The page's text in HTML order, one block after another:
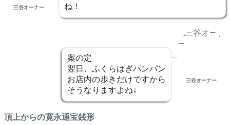
三谷オーナー
ね！
案の定
翌日、ふくらはぎパンパン
お店内の歩きだけですから
そうなりますよね↓
三谷オーナー
頂上からの寛永通宝銭形